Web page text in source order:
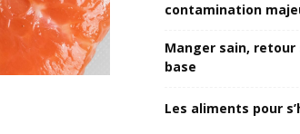
contamination
Manger sain, retour
base
Les aliments pour